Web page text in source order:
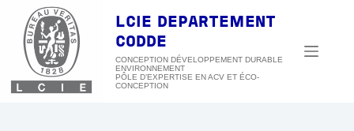
contenu
LCIE DEPARTEMENT
CODDE
CONCEPTION DÉVELOPPEMENT DURABLE
ENVIRONNEMENT